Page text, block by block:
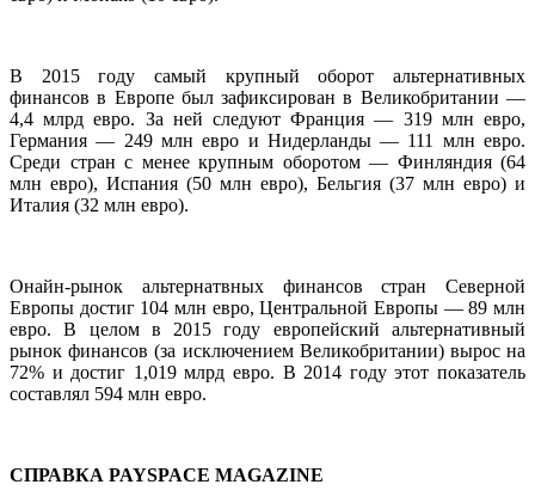
В 2015 году самый крупный оборот альтернативных
финансов в Европе был зафиксирован в Великобритании —
4,4 млрд евро. За ней следуют Франция — 319 млн евро,
Германия — 249 млн евро и Нидерланды — 111 млн евро.
Среди стран с менее крупным оборотом — Финляндия (64
млн евро), Испания (50 млн евро), Бельгия (37 млн евро) и
Италия (32 млн евро).
Онайн-рынок альтернатвных финансов стран Северной
Европы достиг 104 млн евро, Центральной Европы — 89 млн
евро. В целом в 2015 году европейский альтернативный
рынок финансов (за исключением Великобритании) вырос на
72% и достиг 1,019 млрд евро. В 2014 году этот показатель
составлял 594 млн евро.
СПРАВКА PAYSPACE MAGAZINE